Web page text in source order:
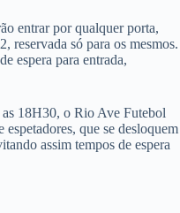
entrar por qualquer porta,
reservada só para os mesmos.
espera para entrada,
as 18H30, o Rio Ave Futebol
que se desloquem
assim tempos de espera